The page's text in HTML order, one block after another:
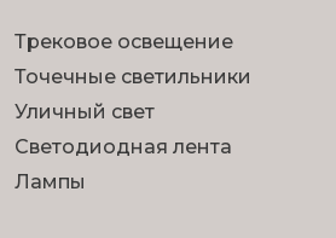
Трековое освещение
Точечные светильники
Уличный свет
Светодиодная лента
Лампы